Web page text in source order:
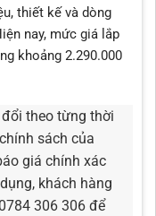
thiết kế và dòng
nay, mức giá lắp
khoảng 2.290.000
theo từng thời
sách của
giá chính xác
khách hàng
306 306 để